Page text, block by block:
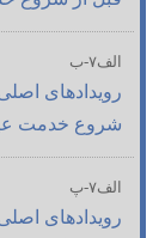
الف۷-‏ب
رویدادهای
شروع خدمت
الف۷-‏پ
رویدادهای